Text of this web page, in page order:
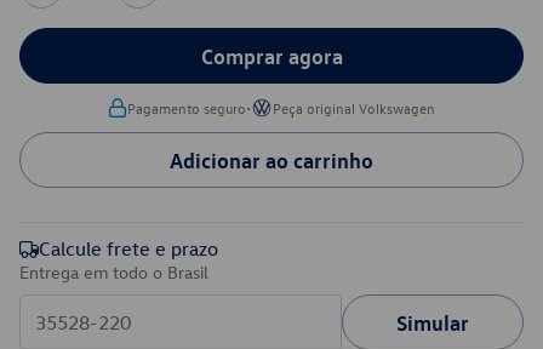
Comprar agora
Pagamento seguro• Peça original Volkswagen
Adicionar ao carrinho
Calcule frete e prazo
Entrega em todo o Brasil
Simular